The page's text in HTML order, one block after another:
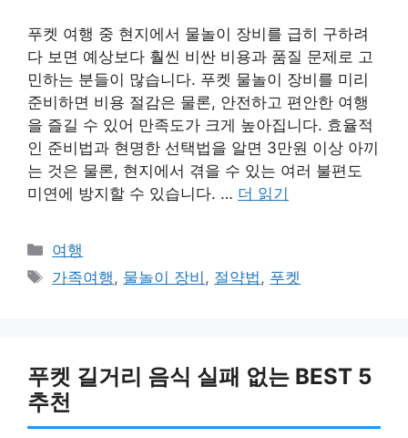
푸켓 여행 중 현지에서 물놀이 장비를 급히 구하려
다 보면 예상보다 훨씬 비싼 비용과 품질 문제로 고
민하는 분들이 많습니다. 푸켓 물놀이 장비를 미리
준비하면 비용 절감은 물론, 안전하고 편안한 여행
을 즐길 수 있어 만족도가 크게 높아집니다. 효율적
인 준비법과 현명한 선택법을 알면 3만원 이상 아끼
는 것은 물론, 현지에서 겪을 수 있는 여러 불편도
미연에 방지할 수 있습니다. … 더 읽기
카
테
여행
태
가족여행, 물놀이 장비 , 절약법, 푸켓
푸켓 길거리 음식 실패 없는 BEST 5
추천